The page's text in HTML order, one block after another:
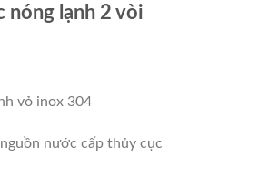
nóng lạnh 2 vòi
vỏ inox 304
nước cấp thủy cục